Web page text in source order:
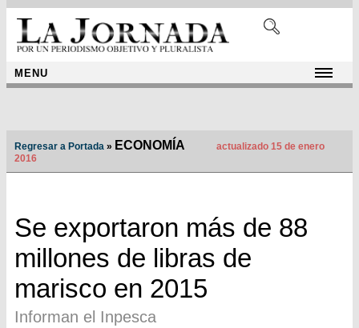
MENU
Regresar a Portada » ECONOMÍA
actualizado 15 de enero
2016
Se exportaron más de 88
millones de libras de
marisco en 2015
Informan el Inpesca